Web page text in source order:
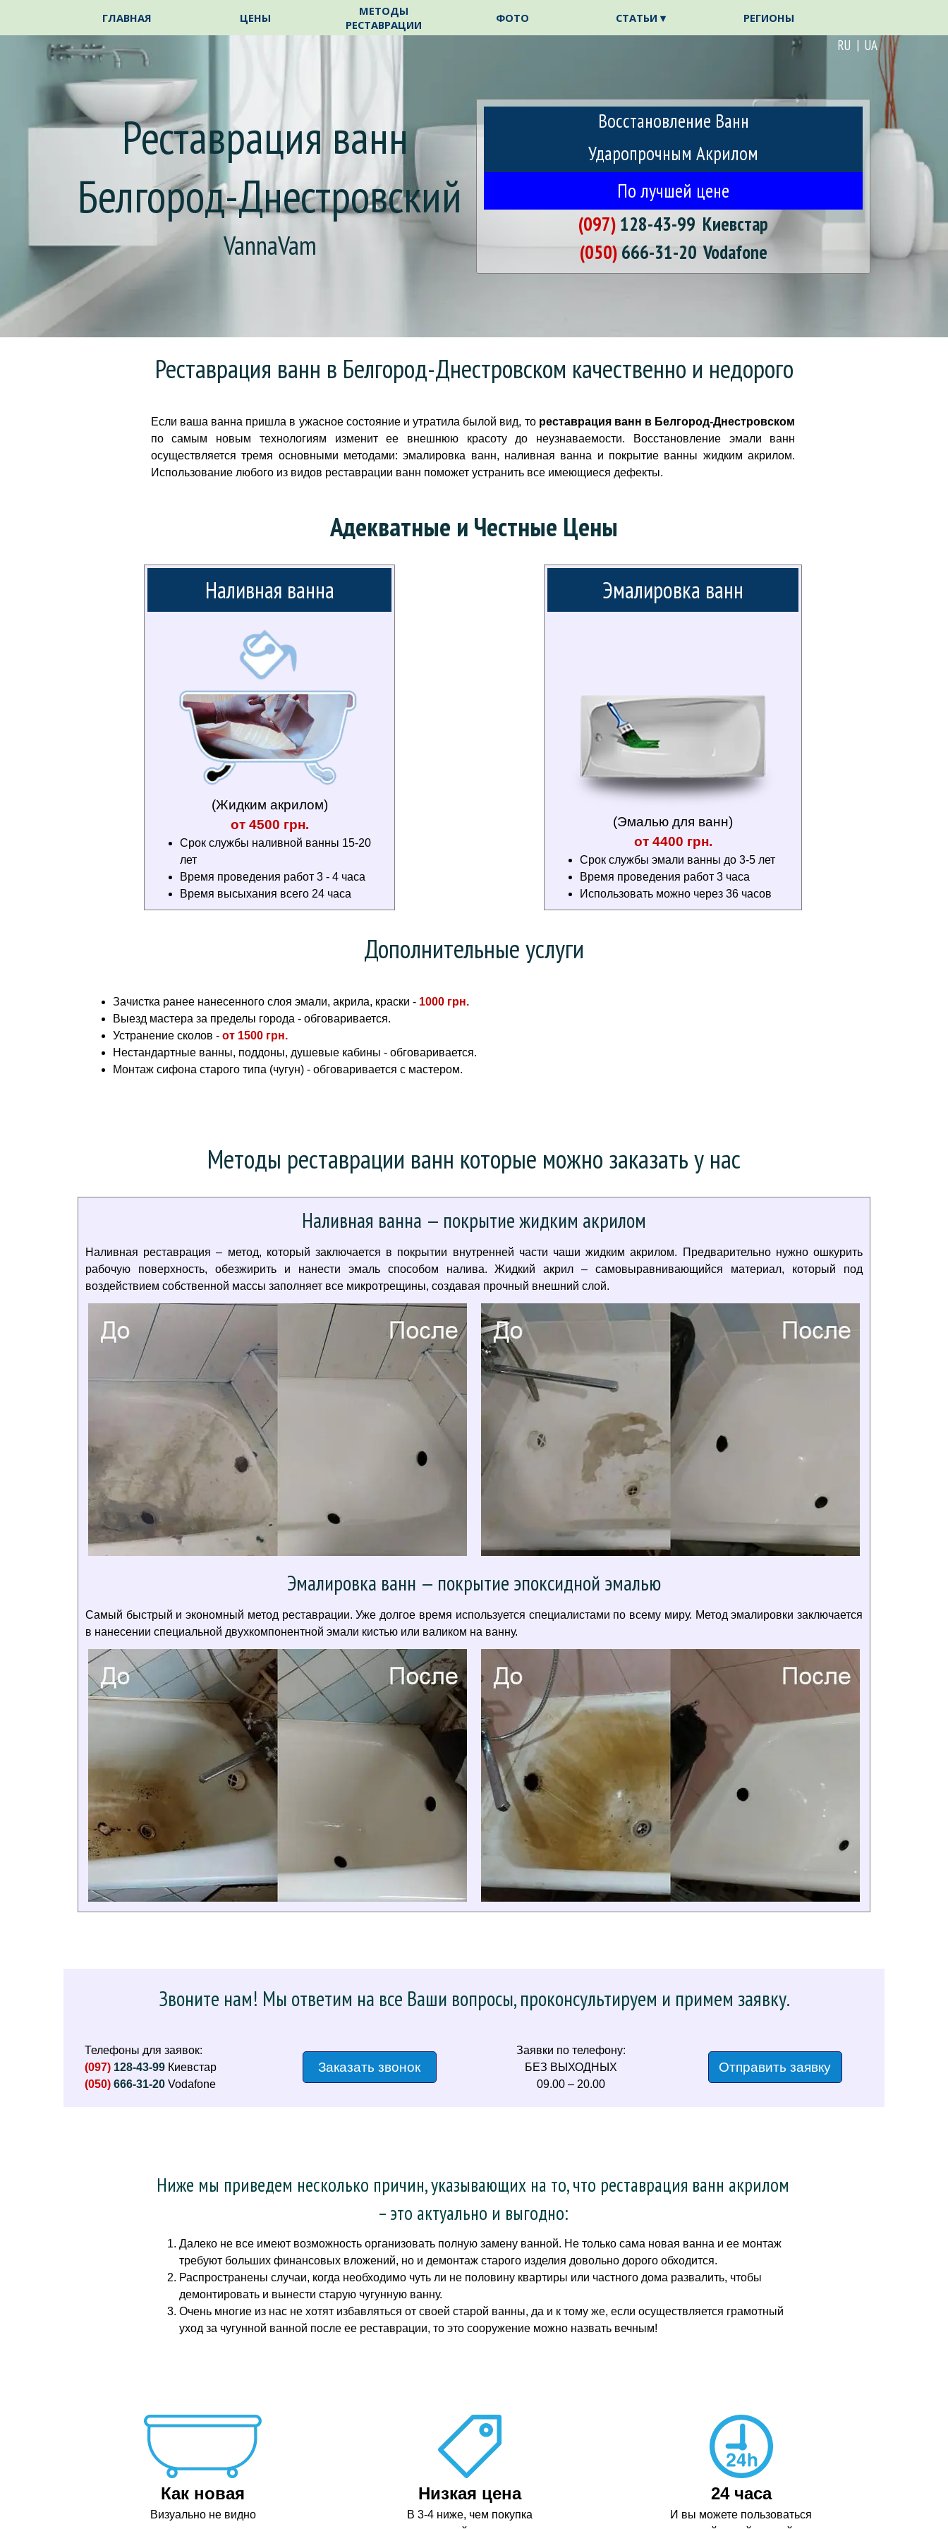
ГЛАВНАЯ ЦЕНЫ
МЕТОДЫ
РЕСТАВРАЦИИ
ФОТО СТАТЬИ ▾ ▼
РЕГИОНЫ
RU | UA
Реставрация ванн
Белгород-Днестровский
VannaVam
Восстановление Ванн
Ударопрочным Акрилом
По лучшей цене
(097) 128-43-99 Киевстар
(050) 666-31-20 Vodafone
Реставрация ванн в Белгород-Днестровском качественно и недорого
Если ваша ванна пришла в ужасное состояние и утратила былой вид, то реставрация ванн в Белгород-Днестровском
по самым новым технологиям изменит ее внешнюю красоту до неузнаваемости. Восстановление эмали ванн
осуществляется тремя основными методами: эмалировка ванн, наливная ванна и покрытие ванны жидким акрилом.
Использование любого из видов реставрации ванн поможет устранить все имеющиеся дефекты.
Адекватные и Честные Цены
Наливная ванна
(Жидким акрилом)
от 4500 грн.
Срок службы наливной ванны 15-20
лет
Время проведения работ 3 - 4 часа
Время высыхания всего 24 часа
Эмалировка ванн
(Эмалью для ванн)
от 4400 грн.
Срок службы эмали ванны до 3-5 лет
Время проведения работ 3 часа
Использовать можно через 36 часов
Дополнительные услуги
Зачистка ранее нанесенного слоя эмали, акрила, краски - 1000 грн.
Выезд мастера за пределы города - обговаривается.
Устранение сколов - от 1500 грн.
Нестандартные ванны, поддоны, душевые кабины - обговаривается.
Монтаж сифона старого типа (чугун) - обговаривается с мастером.
Методы реставрации ванн которые можно заказать у нас
Наливная ванна — покрытие жидким акрилом
Наливная реставрация – метод, который заключается в покрытии внутренней части чаши жидким акрилом. Предварительно нужно ошкурить
рабочую поверхность, обезжирить и нанести эмаль способом налива. Жидкий акрил – самовыравнивающийся материал, который под
воздействием собственной массы заполняет все микротрещины, создавая прочный внешний слой.
Эмалировка ванн — покрытие эпоксидной эмалью
Самый быстрый и экономный метод реставрации. Уже долгое время используется специалистами по всему миру. Метод эмалировки заключается
в нанесении специальной двухкомпонентной эмали кистью или валиком на ванну.
Звоните нам! Мы ответим на все Ваши вопросы, проконсультируем и примем заявку.
Отправить заявку
Телефоны для заявок:
(097) 128-43-99 Киевстар
(050) 666-31-20 Vodafone
Заказать звонок
Заявки по телефону:
БЕЗ ВЫХОДНЫХ
09.00 – 20.00
Ниже мы приведем несколько причин, указывающих на то, что реставрация ванн акрилом
– это актуально и выгодно:
Далеко не все имеют возможность организовать полную замену ванной. Не только сама новая ванна и ее монтаж
требуют больших финансовых вложений, но и демонтаж старого изделия довольно дорого обходится.
Распространены случаи, когда необходимо чуть ли не половину квартиры или частного дома развалить, чтобы
демонтировать и вынести старую чугунную ванну.
Очень многие из нас не хотят избавляться от своей старой ванны, да и к тому же, если осуществляется грамотный
уход за чугунной ванной после ее реставрации, то это сооружение можно назвать вечным!
24 часа
И вы можете пользоваться
Как новая
Визуально не видно
Низкая цена
В 3-4 ниже, чем покупка